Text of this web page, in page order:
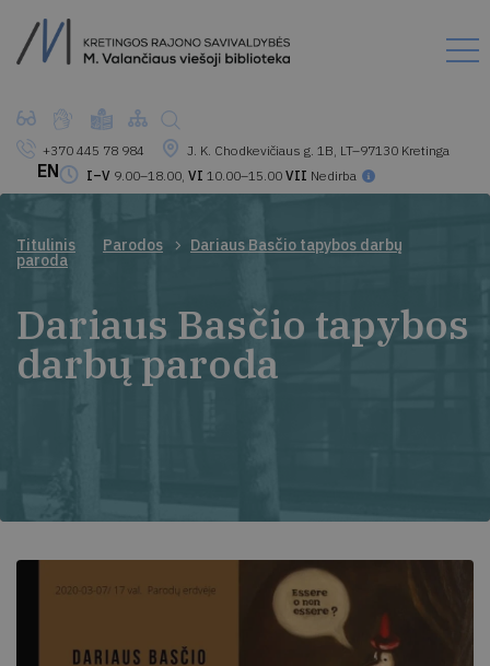
+370 445 78 984
J. K. Chodkevičiaus g. 1B, LT–97130 Kretinga
I–V 9.00–18.00, VI 10.00–15.00 VII Nedirba
EN
Titulinis Parodos Dariaus Basčio tapybos darbų
paroda
Dariaus Basčio tapybos
darbų paroda